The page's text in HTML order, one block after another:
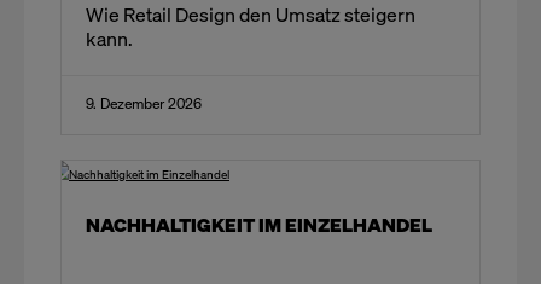
Wie Retail Design den Umsatz steigern
kann.
9. Dezember 2026
NACHHALTIGKEIT IM EINZELHANDEL